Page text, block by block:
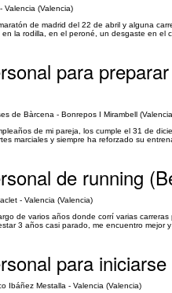
Valencia (Valencia)
de madrid del 22 de abril y alguna
la rodilla, en el peroné, un desgaste en el
para
de Bàrcena - Bonrepos I Mirambell
de mi pareja, los cumple el 31 de
marciales y siempre ha reforzado su
de running
- Valencia (Valencia)
de varios años donde corrí varias
3 años casi parado, me encuentro
para
Ibáñez Mestalla - Valencia (Valencia)